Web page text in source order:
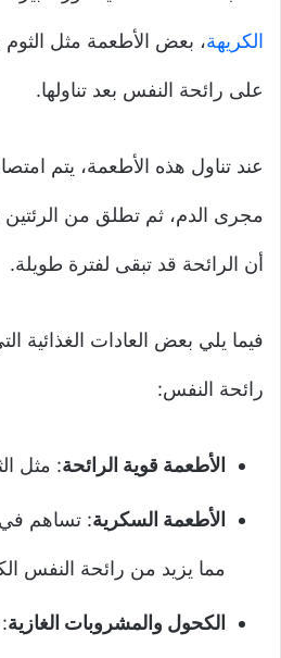
الكريهة، بعض الأطعمة مثل الثوم
على رائحة النفس بعد تناولها.
عند تناول هذه الأطعمة، يتم
مجرى الدم، ثم تطلق من الرئتين
أن الرائحة قد تبقى لفترة طويلة.
فيما يلي بعض العادات الغذائية
رائحة النفس:
الأطعمة قوية الرائحة: مثل
الأطعمة السكرية: تساهم في
مما يزيد من رائحة النفس
الكحول والمشروبات الغازية